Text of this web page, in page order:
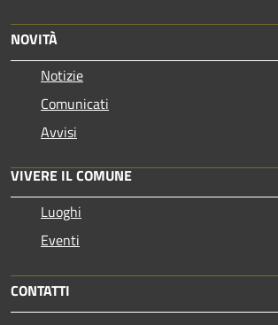
NOVITÀ
Notizie
Comunicati
Avvisi
VIVERE IL COMUNE
Luoghi
Eventi
CONTATTI